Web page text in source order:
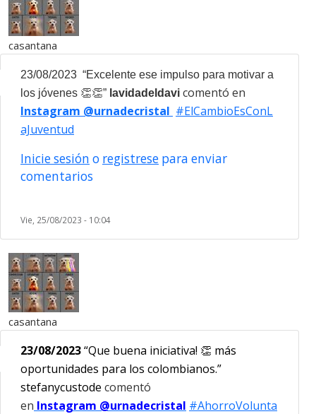
casantana
23/08/2023 “Excelente ese impulso para motivar a
los jóvenes 👏👏” lavidadeldavi comentó en
Instagram @urnadecristal #ElCambioEsConL
aJuventud
Inicie sesión o registrese para enviar
comentarios
Vie, 25/08/2023 - 10:04
casantana
23/08/2023“Que buena iniciativa! 👏 más
oportunidades para los colombianos.”
stefanycustode comentó
en Instagram @urnadecristal #AhorroVolunta